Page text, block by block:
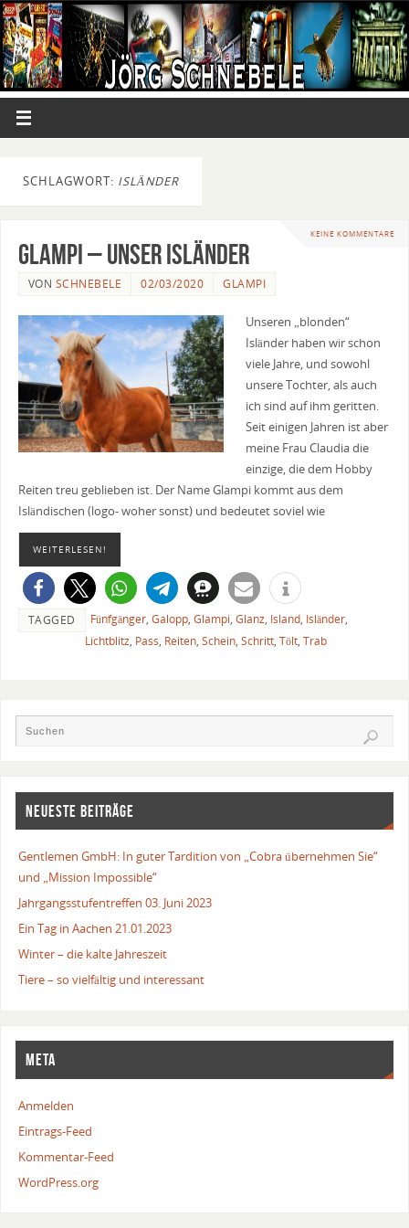
SCHLAGWORT: ISLÄNDER
KEINE KOMMENTARE
Glampi – unser Isländer
VON SCHNEBELE 02/03/2020 GLAMPI
Unseren „blonden“
Isländer haben wir schon
viele Jahre, und sowohl
unsere Tochter, als auch
ich sind auf ihm geritten.
Seit einigen Jahren ist aber
meine Frau Claudia die
einzige, die dem Hobby
Reiten treu geblieben ist. Der Name Glampi kommt aus dem
Isländischen (logo- woher sonst) und bedeutet soviel wie
WEITERLESEN!
TAGGED Fünfgänger, Galopp, Glampi, Glanz, Island, Isländer,
Lichtblitz, Pass, Reiten, Schein, Schritt, Tölt, Trab
NEUESTE BEITRÄGE
Gentlemen GmbH: In guter Tardition von „Cobra übernehmen Sie“
und „Mission Impossible“
Jahrgangsstufentreffen 03. Juni 2023
Ein Tag in Aachen 21.01.2023
Winter – die kalte Jahreszeit
Tiere – so vielfältig und interessant
META
Anmelden
Eintrags-Feed
Kommentar-Feed
WordPress.org